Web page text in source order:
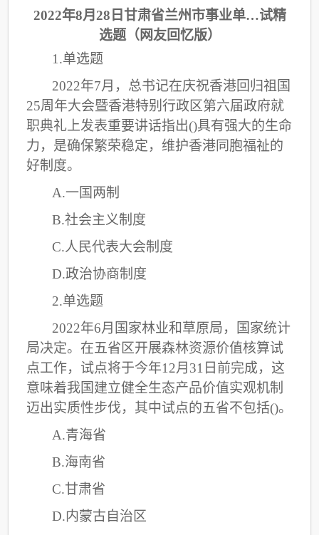
2022年8月28日甘肃省兰州市事业单…试精
选题（网友回忆版）
1.单选题
2022年7月，总书记在庆祝香港回归祖国
25周年大会暨香港特别行政区第六届政府就
职典礼上发表重要讲话指出()具有强大的生命
力，是确保繁荣稳定，维护香港同胞福祉的
好制度。
A.一国两制
B.社会主义制度
C.人民代表大会制度
D.政治协商制度
2.单选题
2022年6月国家林业和草原局，国家统计
局决定。在五省区开展森林资源价值核算试
点工作，试点将于今年12月31日前完成，这
意味着我国建立健全生态产品价值实观机制
迈出实质性步伐，其中试点的五省不包括()。
A.青海省
B.海南省
C.甘肃省
D.内蒙古自治区